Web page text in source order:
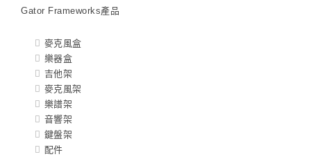
Gator Frameworks產品
麥克風盒
樂器盒
吉他架
麥克風架
樂譜架
音響架
鍵盤架
配件